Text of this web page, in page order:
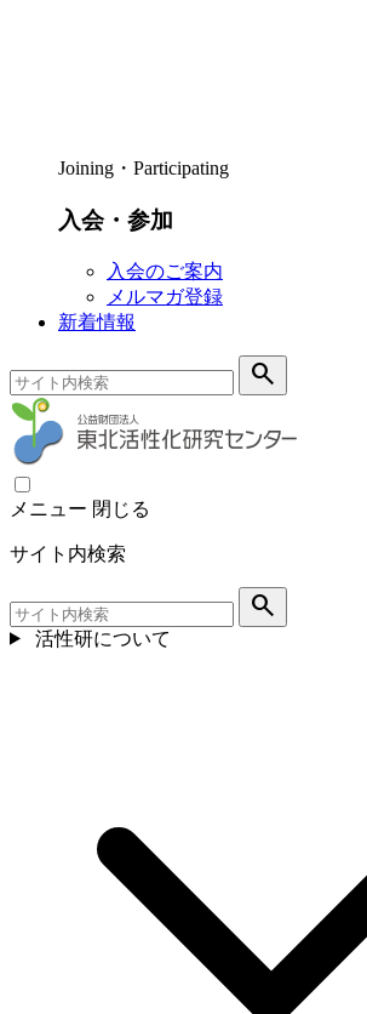
Joining・Participating
入会・参加
入会のご案内
メルマガ登録
新着情報
search
メニュー 閉じる
サイト内検索
search
活性研について